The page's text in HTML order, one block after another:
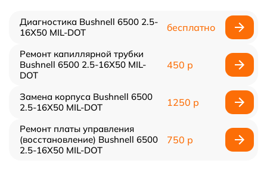
Диагностика Bushnell 6500 2.5-
16X50 MIL-DOT
бесплатно
Ремонт капиллярной трубки
Bushnell 6500 2.5-16X50 MIL-
DOT
450 р
Замена корпуса Bushnell 6500
2.5-16X50 MIL-DOT
1250 р
Ремонт платы управления
(восстановление) Bushnell 6500
2.5-16X50 MIL-DOT
750 р